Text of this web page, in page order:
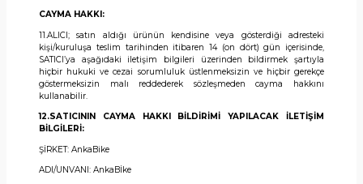
CAYMA HAKKI:
11.ALICI; satın aldığı ürünün kendisine veya gösterdiği adresteki
kişi/kuruluşa teslim tarihinden itibaren 14 (on dört) gün içerisinde,
SATICI’ya aşağıdaki iletişim bilgileri üzerinden bildirmek şartıyla
hiçbir hukuki ve cezai sorumluluk üstlenmeksizin ve hiçbir gerekçe
göstermeksizin malı reddederek sözleşmeden cayma hakkını
kullanabilir.
12.SATICININ CAYMA HAKKI BİLDİRİMİ YAPILACAK İLETİŞİM
BİLGİLERİ:
ŞİRKET: AnkaBike
ADI/UNVANI: AnkaBİke